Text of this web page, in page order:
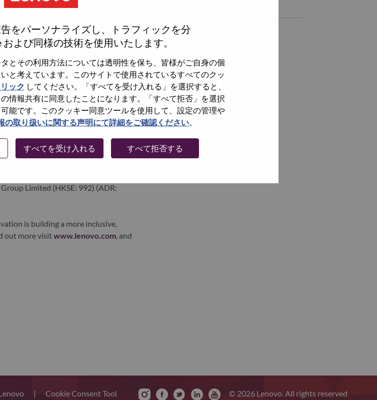
をパーソナライズし、トラフィックを分
よび同様の技術を使用いたします。
とその利用方法については透明性を保ち、皆様がご自身の個
と考えています。このサイトで使用されているすべてのクッ
ック してください。「すべてを受け入れる」を選択すると、
情報共有に同意したことになります。「すべて拒否」を選択
能です。このクッキー同意ツールを使用して、設定の管理や
の取り扱いに関する声明にて詳細をご確認ください。
すべてを受け入れる すべて拒否する
our customers.
ranked #153 in the Fortune Global
on a bold vision to deliver
largest PC company with a full-
workstations, smartphones,
and software defined
investment in world-changing
for everyone, everywhere.
Limited (HKSE: 992) (ADR:
is building a more inclusive,
out more visitwww.lenovo.com, and
全てを見る
| Cookie Consent Tool © 2026 Lenovo. All rights reserved